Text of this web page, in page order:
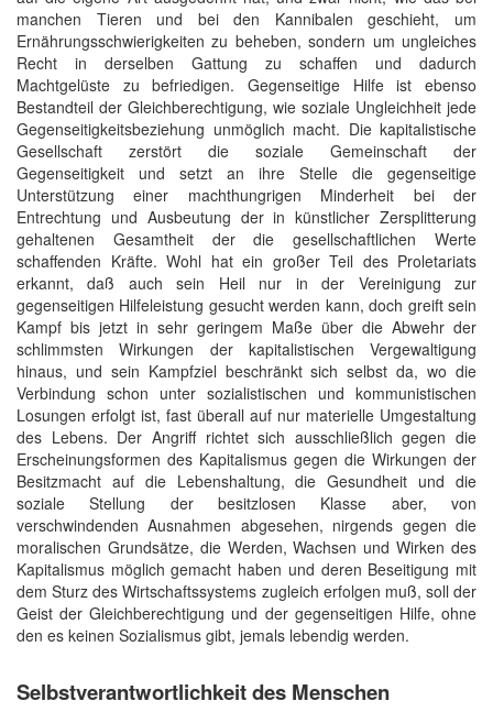
manchen Tieren und bei den Kannibalen geschieht, um
Ernährungsschwierigkeiten zu beheben, sondern um ungleiches
Recht in derselben Gattung zu schaffen und dadurch
Machtgelüste zu befriedigen. Gegenseitige Hilfe ist ebenso
Bestandteil der Gleichberechtigung, wie soziale Ungleichheit jede
Gegenseitigkeitsbeziehung unmöglich macht. Die kapitalistische
Gesellschaft zerstört die soziale Gemeinschaft der
Gegenseitigkeit und setzt an ihre Stelle die gegenseitige
Unterstützung einer machthungrigen Minderheit bei der
Entrechtung und Ausbeutung der in künstlicher Zersplitterung
gehaltenen Gesamtheit der die gesellschaftlichen Werte
schaffenden Kräfte. Wohl hat ein großer Teil des Proletariats
erkannt, daß auch sein Heil nur in der Vereinigung zur
gegenseitigen Hilfeleistung gesucht werden kann, doch greift sein
Kampf bis jetzt in sehr geringem Maße über die Abwehr der
schlimmsten Wirkungen der kapitalistischen Vergewaltigung
hinaus, und sein Kampfziel beschränkt sich selbst da, wo die
Verbindung schon unter sozialistischen und kommunistischen
Losungen erfolgt ist, fast überall auf nur materielle Umgestaltung
des Lebens. Der Angriff richtet sich ausschließlich gegen die
Erscheinungsformen des Kapitalismus gegen die Wirkungen der
Besitzmacht auf die Lebenshaltung, die Gesundheit und die
soziale Stellung der besitzlosen Klasse aber, von
verschwindenden Ausnahmen abgesehen, nirgends gegen die
moralischen Grundsätze, die Werden, Wachsen und Wirken des
Kapitalismus möglich gemacht haben und deren Beseitigung mit
dem Sturz des Wirtschaftssystems zugleich erfolgen muß, soll der
Geist der Gleichberechtigung und der gegenseitigen Hilfe, ohne
den es keinen Sozialismus gibt, jemals lebendig werden.
Selbstverantwortlichkeit des Menschen